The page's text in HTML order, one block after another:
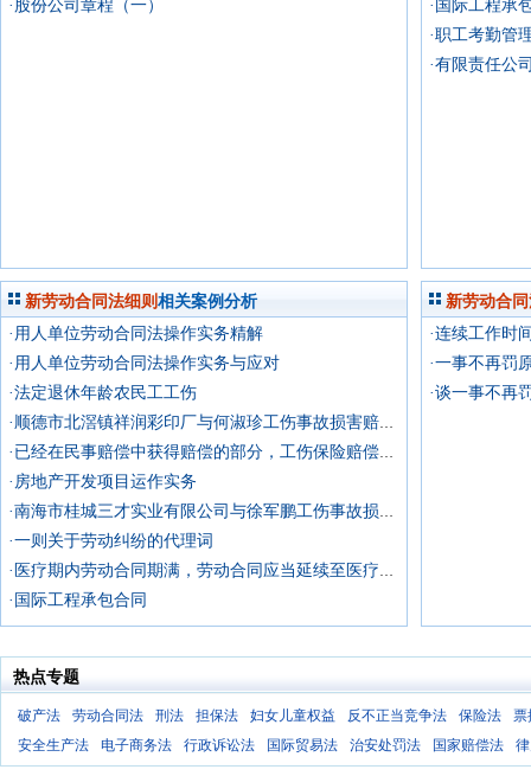
·股份公司章程（一）
·国际工程承
·职工考勤管
·有限责任公
新劳动合同法细则 相关案例分析
·用人单位劳动合同法操作实务精解
·用人单位劳动合同法操作实务与应对
·法定退休年龄农民工工伤
·顺德市北滘镇祥润彩印厂与何淑珍工伤事故损害赔偿纠纷上诉案
·已经在民事赔偿中获得赔偿的部分，工伤保险赔偿中不再重复支付，
·房地产开发项目运作实务
·南海市桂城三才实业有限公司与徐军鹏工伤事故损害赔偿纠纷上诉案
·一则关于劳动纠纷的代理词
·医疗期内劳动合同期满，劳动合同应当延续至医疗期满时终止
·国际工程承包合同
新劳动合
·连续工作时
·一事不再罚
·谈一事不再
热点专题
破产法 劳动合同法 刑法 担保法 妇女儿童权益 反不正当竞争法 保险法
票
安全生产法
电子商务法 行政诉讼法 国际贸易法 治安处罚法 国家赔偿法